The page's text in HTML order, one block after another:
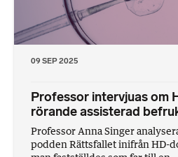
09 SEP 2025
Professor intervjuas om
rörande assisterad
Professor Anna Singer
podden Rättsfallet inifrån HD-